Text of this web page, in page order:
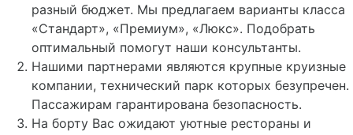
разный бюджет. Мы предлагаем варианты класса
«Стандарт», «Премиум», «Люкс». Подобрать
оптимальный помогут наши консультанты.
Нашими партнерами являются крупные круизные
компании, технический парк которых безупречен.
Пассажирам гарантирована безопасность.
На борту Вас ожидают уютные рестораны и